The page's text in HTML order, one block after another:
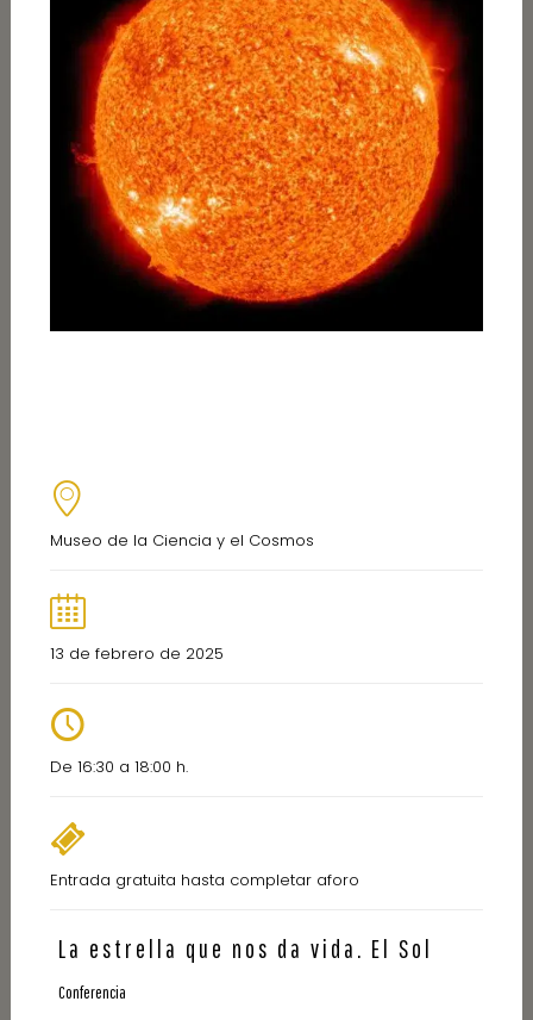
Museo de la Ciencia y el Cosmos
13 de febrero de 2025
De 16:30 a 18:00 h.
Entrada gratuita hasta completar aforo
La estrella que nos da vida. El Sol
Conferencia